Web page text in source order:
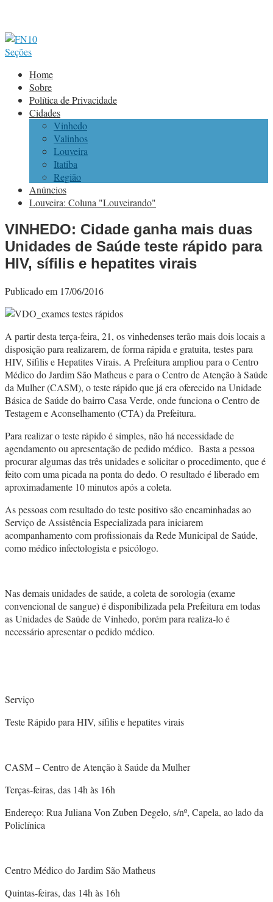
Seções
Home
Sobre
Política de Privacidade
Cidades
Vinhedo
Valinhos
Louveira
Itatiba
Região
Anúncios
Louveira: Coluna "Louveirando"
VINHEDO: Cidade ganha mais duas
Unidades de Saúde teste rápido para
HIV, sífilis e hepatites virais
Publicado em 17/06/2016
A partir desta terça-feira, 21, os vinhedenses terão mais dois locais a
disposição para realizarem, de forma rápida e gratuita, testes para
HIV, Sífilis e Hepatites Virais. A Prefeitura ampliou para o Centro
Médico do Jardim São Matheus e para o Centro de Atenção à Saúde
da Mulher (CASM), o teste rápido que já era oferecido na Unidade
Básica de Saúde do bairro Casa Verde, onde funciona o Centro de
Testagem e Aconselhamento (CTA) da Prefeitura.
Para realizar o teste rápido é simples, não há necessidade de
agendamento ou apresentação de pedido médico. Basta a pessoa
procurar algumas das três unidades e solicitar o procedimento, que é
feito com uma picada na ponta do dedo. O resultado é liberado em
aproximadamente 10 minutos após a coleta.
As pessoas com resultado do teste positivo são encaminhadas ao
Serviço de Assistência Especializada para iniciarem
acompanhamento com profissionais da Rede Municipal de Saúde,
como médico infectologista e psicólogo.
Nas demais unidades de saúde, a coleta de sorologia (exame
convencional de sangue) é disponibilizada pela Prefeitura em todas
as Unidades de Saúde de Vinhedo, porém para realiza-lo é
necessário apresentar o pedido médico.
Serviço
Teste Rápido para HIV, sífilis e hepatites virais
CASM – Centro de Atenção à Saúde da Mulher
Terças-feiras, das 14h às 16h
Endereço: Rua Juliana Von Zuben Degelo, s/nº, Capela, ao lado da
Policlínica
Centro Médico do Jardim São Matheus
Quintas-feiras, das 14h às 16h